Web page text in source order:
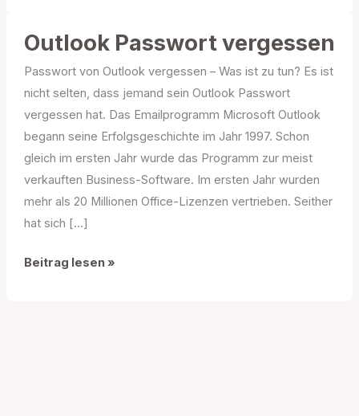
Outlook Passwort vergessen
Passwort von Outlook vergessen – Was ist zu tun? Es ist
nicht selten, dass jemand sein Outlook Passwort
vergessen hat. Das Emailprogramm Microsoft Outlook
begann seine Erfolgsgeschichte im Jahr 1997. Schon
gleich im ersten Jahr wurde das Programm zur meist
verkauften Business-Software. Im ersten Jahr wurden
mehr als 20 Millionen Office-Lizenzen vertrieben. Seither
hat sich […]
Outlook
Beitrag lesen »